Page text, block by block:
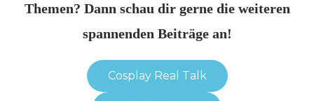
Themen? Dann schau dir gerne die weiteren
spannenden Beiträge an!
Cosplay Real Talk